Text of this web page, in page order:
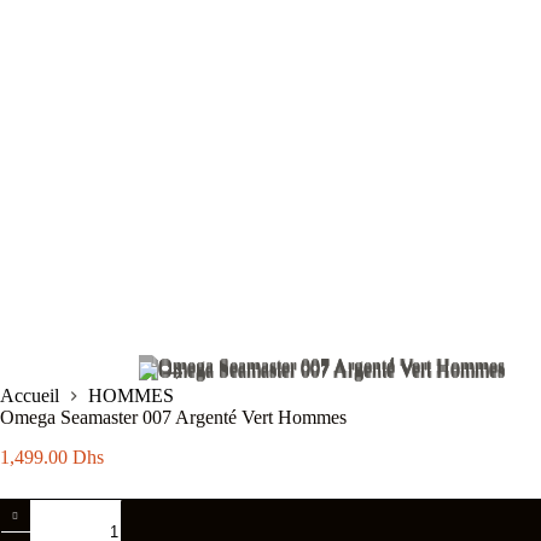
Accueil
HOMMES
Omega Seamaster 007 Argenté Vert Hommes
1,499.00 Dhs
de